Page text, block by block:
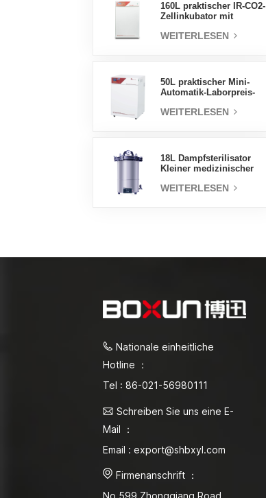
160L praktischer IR-CO2-
Zellinkubator mit
professionelle Fabrik-
WEITERLESEN
50L praktischer Mini-
Automatik-Laborpreis-
WEITERLESEN
18L Dampfsterilisator
Kleiner medizinischer
Autoklav
WEITERLESEN
Nationale einheitliche
Hotline ：
Tel : 86-021-56980111
Schreiben Sie uns eine E-
Mail ：
Email : export@shbxyl.com
Firmenanschrift ：